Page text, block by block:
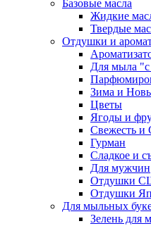
Базовые масла
Жидкие
Твердые
Отдушки и
Для мыла "с
Зима и
Цветы
Ягоды и
Свежесть
Гурман
Сладкое и
Для мужчин
Отдушки
Отдушки
Для мыльных
Зелень для